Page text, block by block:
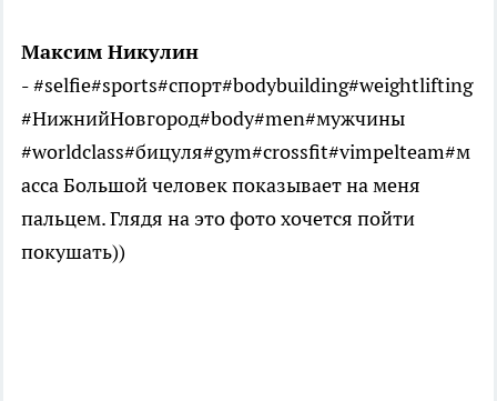
Максим Никулин
-#selfie#sports#спорт#bodybuilding#weightlifting
#НижнийНовгород#body#men#мужчины
#worldclass#бицуля#gym#crossfit#vimpelteam#м
асса Большой человек показывает на меня
пальцем. Глядя на это фото хочется пойти
покушать))